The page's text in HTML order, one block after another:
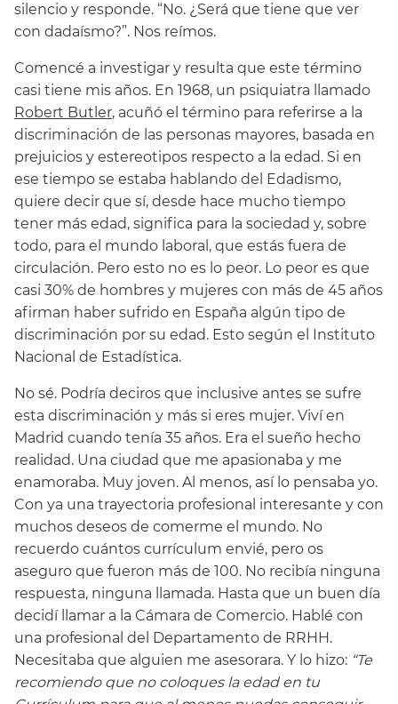
silencio y responde. “No. ¿Será que tiene que ver
con dadaísmo?”. Nos reímos.
Comencé a investigar y resulta que este término
casi tiene mis años. En 1968, un psiquiatra llamado
Robert Butler, acuñó el término para referirse a la
discriminación de las personas mayores, basada en
prejuicios y estereotipos respecto a la edad. Si en
ese tiempo se estaba hablando del Edadismo,
quiere decir que sí, desde hace mucho tiempo
tener más edad, significa para la sociedad y, sobre
todo, para el mundo laboral, que estás fuera de
circulación. Pero esto no es lo peor. Lo peor es que
casi 30% de hombres y mujeres con más de 45 años
afirman haber sufrido en España algún tipo de
discriminación por su edad. Esto según el Instituto
Nacional de Estadística.
No sé. Podría deciros que inclusive antes se sufre
esta discriminación y más si eres mujer. Viví en
Madrid cuando tenía 35 años. Era el sueño hecho
realidad. Una ciudad que me apasionaba y me
enamoraba. Muy joven. Al menos, así lo pensaba yo.
Con ya una trayectoria profesional interesante y con
muchos deseos de comerme el mundo. No
recuerdo cuántos currículum envié, pero os
aseguro que fueron más de 100. No recibía ninguna
respuesta, ninguna llamada. Hasta que un buen día
decidí llamar a la Cámara de Comercio. Hablé con
una profesional del Departamento de RRHH.
Necesitaba que alguien me asesorara. Y lo hizo: “Te
recomiendo que no coloques la edad en tu